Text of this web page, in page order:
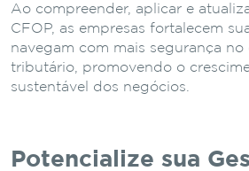
Ao compreender, aplicar e
CFOP, as empresas fortalecem
navegam com mais segurança
tributário, promovendo o
sustentável dos negócios.
Potencialize sua